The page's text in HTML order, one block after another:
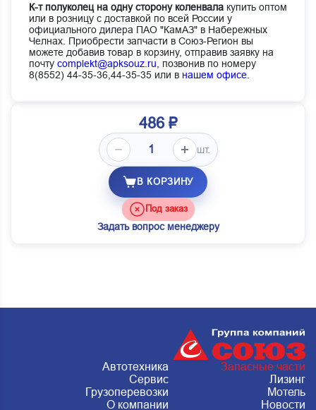
К-т полуколец на одну сторону коленвала купить оптом
или в розницу с доставкой по всей России у
официального дилера ПАО "КамАЗ" в Набережных
Челнах. Приобрести запчасти в Союз-Регион вы
можете добавив товар в корзину, отправив заявку на
почту complekt@apksouz.ru,
позвонив по номеру
8(8552) 44-35-36,44-35-35 или в нашем офисе
486 ₽
шт.
В КОРЗИНУ
Под заказ
Задать вопрос менеджеру
Автотехника
Запасные части
Сервис
Лизинг
Грузоперевозки
Мотель
О компании
Новости